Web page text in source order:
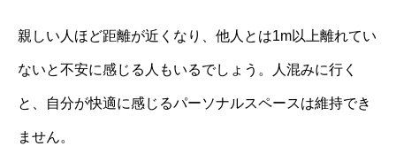
親しい人ほど距離が近くなり、他人とは1m以上離れてい
ないと不安に感じる人もいるでしょう。人混みに行く
と、自分が快適に感じるパーソナルスペースは維持でき
ません。